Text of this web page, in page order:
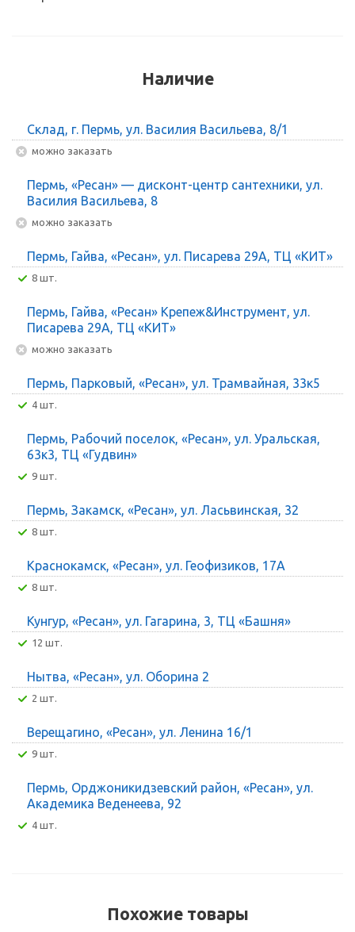
Наличие
Склад, г. Пермь, ул. Василия Васильева, 8/1
Можно заказать
Пермь, «Ресан» — дисконт-центр сантехники, ул.
Василия Васильева, 8
Можно заказать
Пермь, Гайва, «Ресан», ул. Писарева 29А, ТЦ «КИТ»
8 шт.
Пермь, Гайва, «Ресан» Крепеж&Инструмент, ул.
Писарева 29А, ТЦ «КИТ»
Можно заказать
Пермь, Парковый, «Ресан», ул. Трамвайная, 33к5
4 шт.
Пермь, Рабочий поселок, «Ресан», ул. Уральская,
63к3, ТЦ «Гудвин»
9 шт.
Пермь, Закамск, «Ресан», ул. Ласьвинская, 32
8 шт.
Краснокамск, «Ресан», ул. Геофизиков, 17А
8 шт.
Кунгур, «Ресан», ул. Гагарина, 3, ТЦ «Башня»
12 шт.
Нытва, «Ресан», ул. Оборина 2
2 шт.
Верещагино, «Ресан», ул. Ленина 16/1
9 шт.
Пермь, Орджоникидзевский район, «Ресан», ул.
Академика Веденеева, 92
4 шт.
Похожие товары